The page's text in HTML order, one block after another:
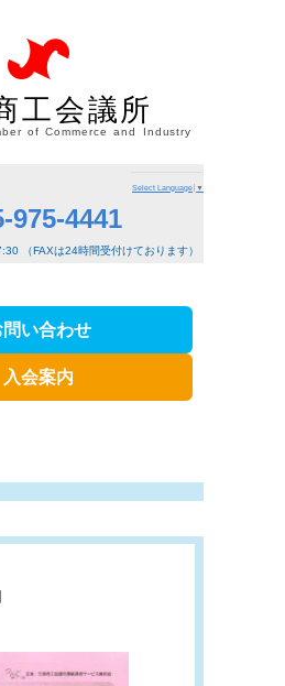
工会議所
of Commerce and Industry
Select Language ▼
975-4441
（FAXは24時間受付けております）
問い合わせ
入会案内